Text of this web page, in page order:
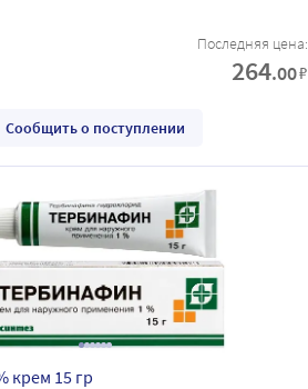
Последняя цена:
264.00₽
Сообщить о поступлении
крем 15 гр